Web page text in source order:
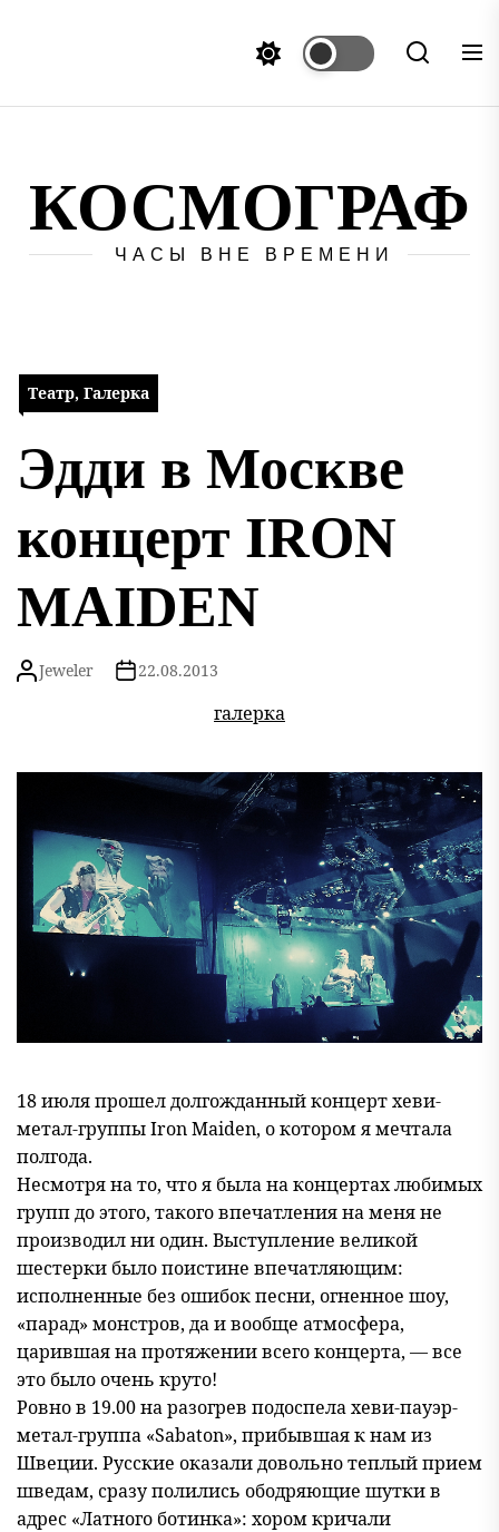
КОСМОГРАФ
ЧАСЫ ВНЕ ВРЕМЕНИ
Театр, Галерка
Эдди в Москве
концерт IRON
MAIDEN
Jeweler 22.08.2013
галерка
18 июля прошел долгожданный концерт хеви-
метал-группы Iron Maiden, о котором я мечтала
полгода.
Несмотря на то, что я была на концертах любимых
групп до этого, такого впечатления на меня не
производил ни один. Выступление великой
шестерки было поистине впечатляющим:
исполненные без ошибок песни, огненное шоу,
«парад» монстров, да и вообще атмосфера,
царившая на протяжении всего концерта, — все
это было очень круто!
Ровно в 19.00 на разогрев подоспела хеви-пауэр-
метал-группа «Sabaton», прибывшая к нам из
Швеции. Русские оказали довольно теплый прием
шведам, сразу полились ободряющие шутки в
адрес «Латного ботинка»: хором кричали